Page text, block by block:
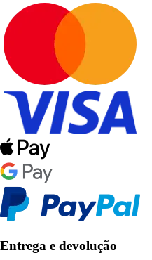
Entrega e devolução